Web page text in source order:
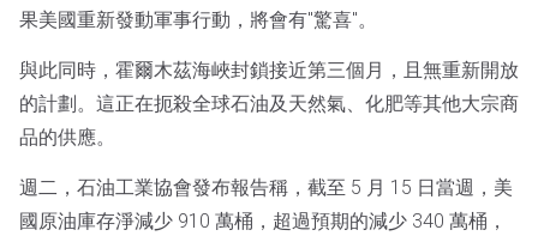
果美國重新發動軍事行動，將會有"驚喜"。
與此同時，霍爾木茲海峽封鎖接近第三個月，且無重新開放
的計劃。這正在扼殺全球石油及天然氣、化肥等其他大宗商
品的供應。
週二，石油工業協會發布報告稱，截至 5 月 15 日當週，美
國原油庫存淨減少 910 萬桶，超過預期的減少 340 萬桶，